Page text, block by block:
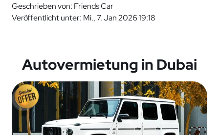
Geschrieben von: Friends Car
Veröffentlicht unter: Mi., 7. Jan 2026 19:18
Autovermietung in Dubai